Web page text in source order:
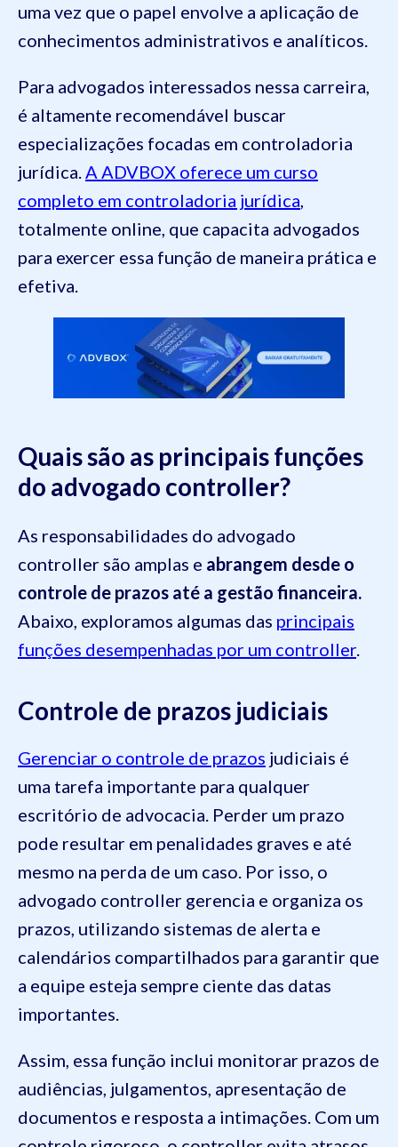
uma vez que o papel envolve a aplicação de
conhecimentos administrativos e analíticos.
Para advogados interessados nessa carreira,
é altamente recomendável buscar
especializações focadas em controladoria
jurídica.A ADVBOX oferece um curso
completo em controladoria jurídica,
totalmente online, que capacita advogados
para exercer essa função de maneira prática e
efetiva.
Quais são as principais funções
do advogado controller?
As responsabilidades do advogado
controller são amplas e abrangem desde o
controle de prazos até a gestão financeira.
Abaixo, exploramos algumas das principais
funções desempenhadas por um controller.
Controle de prazos judiciais
Gerenciar o controle de prazos judiciais é
uma tarefa importante para qualquer
escritório de advocacia. Perder um prazo
pode resultar em penalidades graves e até
mesmo na perda de um caso. Por isso, o
advogado controller gerencia e organiza os
prazos, utilizando sistemas de alerta e
calendários compartilhados para garantir que
a equipe esteja sempre ciente das datas
importantes.
Assim, essa função inclui monitorar prazos de
audiências, julgamentos, apresentação de
documentos e resposta a intimações. Com um